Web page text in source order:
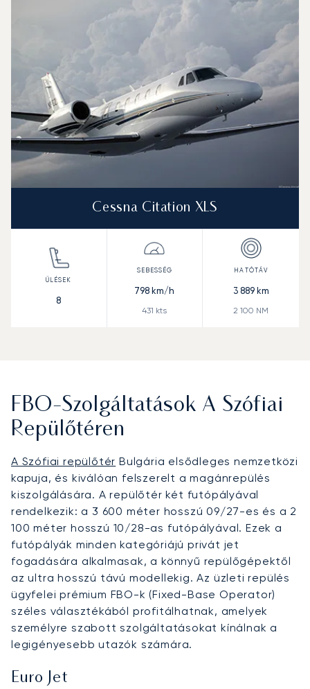
Cessna Citation XLS
8
798 km/h
431 kts
3 889km
2 100 NM
FBO-Szolgáltatások A Szófiai
Repülőtéren
A Szófiai repülőtér Bulgária elsődleges nemzetközi
kapuja, és kiválóan felszerelt a magánrepülés
kiszolgálására. A repülőtér két futópályával
rendelkezik: a 3 600 méter hosszú 09/27-es és a 2
100 méter hosszú 10/28-as futópályával. Ezek a
futópályák minden kategóriájú privát jet
fogadására alkalmasak, a könnyű repülőgépektől
az ultra hosszú távú modellekig. Az üzleti repülés
ügyfelei prémium FBO-k (Fixed-Base Operator)
széles választékából profitálhatnak, amelyek
személyre szabott szolgáltatásokat kínálnak a
legigényesebb utazók számára.
Euro Jet